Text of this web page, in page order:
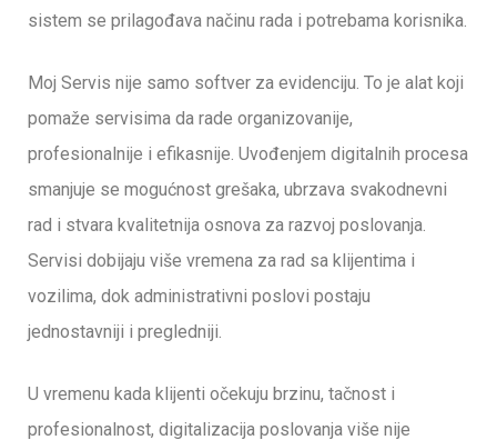
sistem se prilagođava načinu rada i potrebama korisnika.
Moj Servis nije samo softver za evidenciju. To je alat koji
pomaže servisima da rade organizovanije,
profesionalnije i efikasnije. Uvođenjem digitalnih procesa
smanjuje se mogućnost grešaka, ubrzava svakodnevni
rad i stvara kvalitetnija osnova za razvoj poslovanja.
Servisi dobijaju više vremena za rad sa klijentima i
vozilima, dok administrativni poslovi postaju
jednostavniji i pregledniji.
U vremenu kada klijenti očekuju brzinu, tačnost i
profesionalnost, digitalizacija poslovanja više nije